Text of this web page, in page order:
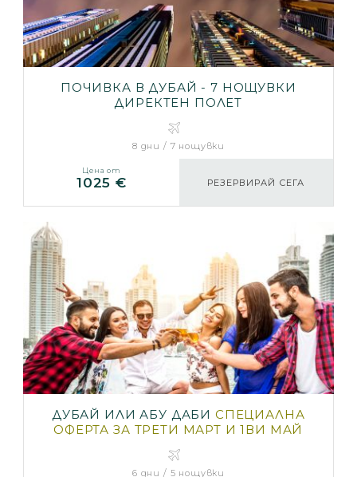
ПОЧИВКА В ДУБАЙ - 7 НОЩУВКИ
ДИРЕКТЕН ПОЛЕТ
8 дни / 7 нощувки
Цена от
1025 € РЕЗЕРВИРАЙ СЕГА
ДУБАЙ ИЛИ АБУ ДАБИ СПЕЦИАЛНА
ОФЕРТА ЗА ТРЕТИ МАРТ И 1ВИ МАЙ
6 дни / 5 нощувки